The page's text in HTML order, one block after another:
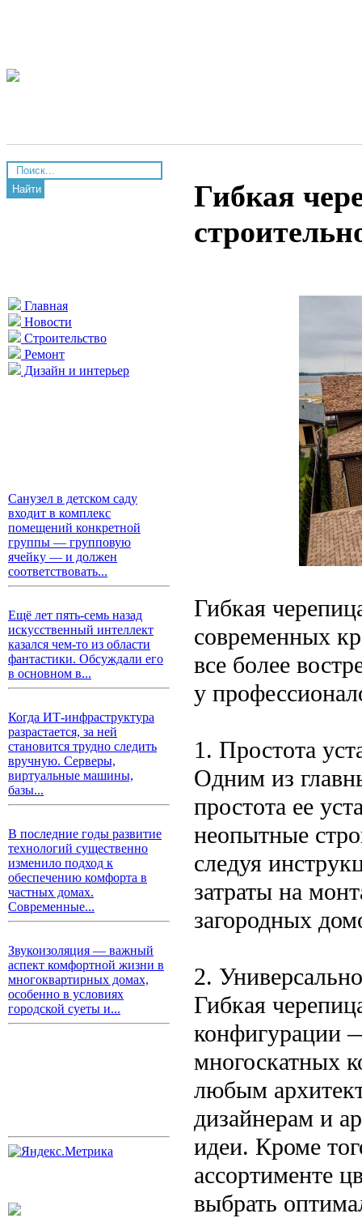
Найти
Главная
Новости
Строительство
Ремонт
Дизайн и интерьер
Санузел в детском саду
входит в комплекс
помещений конкретной
группы — групповую
ячейку — и должен
соответствовать...
Ещё лет пять-семь назад
искусственный интеллект
казался чем-то из области
фантастики. Обсуждали его
в основном в...
Когда ИТ-инфраструктура
разрастается, за ней
становится трудно следить
вручную. Серверы,
виртуальные машины,
базы...
В последние годы развитие
технологий существенно
изменило подход к
обеспечению комфорта в
частных домах.
Современные...
Звукоизоляция — важный
аспект комфортной жизни в
многоквартирных домах,
особенно в условиях
городской суеты и...
Гибкая
Гибкая
современных
все более
у
1. Простота
Одним из
простота ее
неопытные
следуя
затраты на
загородных
2.
Гибкая
конфигурации
многоскатных
любым
дизайнерам и
идеи. Кроме
ассортименте
выбрать